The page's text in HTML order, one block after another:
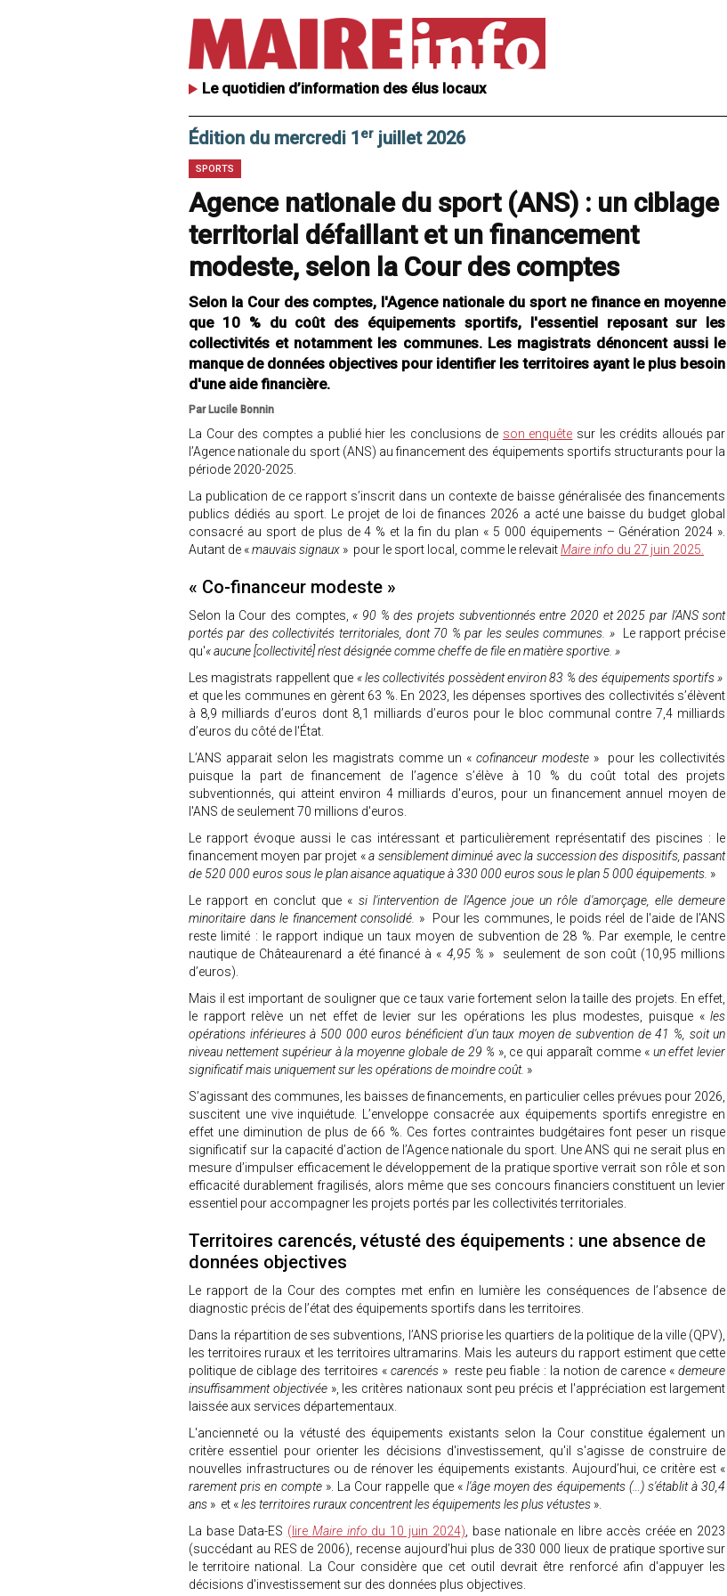
Le quotidien d’information des élus locaux
Édition du mercredi 1 er juillet 2026
SPORTS
Agence nationale du sport (ANS) : un ciblage
territorial défaillant et un financement
modeste, selon la Cour des comptes
Selon la Cour des comptes, l'Agence nationale du sport ne finance en moyenne
que 10 % du coût des équipements sportifs, l'essentiel reposant sur les
collectivités et notamment les communes. Les magistrats dénoncent aussi le
manque de données objectives pour identifier les territoires ayant le plus besoin
d'une aide financière.
Par Lucile Bonnin
La Cour des comptes a publié hier les conclusions de son enquête sur les crédits alloués par
l’Agence nationale du sport (ANS) au financement des équipements sportifs structurants pour la
période 2020-2025.
La publication de ce rapport s’inscrit dans un contexte de baisse généralisée des financements
publics dédiés au sport. Le projet de loi de finances 2026 a acté une baisse du budget global
consacré au sport de plus de 4 % et la fin du plan « 5 000 équipements – Génération 2024 ».
Autant de «mauvais signaux » pour le sport local, comme le relevaitMaire info du 27 juin 2025.
« Co-financeur modeste »
Selon la Cour des comptes, « 90 % des projets subventionnés entre 2020 et 2025 par l'ANS sont
portés par des collectivités territoriales, dont 70 % par les seules communes. »
Le rapport précise
qu'« aucune [collectivité] n'est désignée comme cheffe de file en matière sportive. »
Les magistrats rappellent que « les collectivités possèdent environ 83 % des équipements sportifs »
et que les communes en gèrent 63 %. En 2023, les dépenses sportives des collectivités s’élèvent
à 8,9 milliards d’euros dont 8,1 milliards d’euros pour le bloc communal contre 7,4 milliards
d’euros du côté de l'État.
L’ANS apparait selon les magistrats comme un « cofinanceur modeste » pour les collectivités
puisque la part de financement de l’agence s’élève à 10 % du coût total des projets
subventionnés, qui atteint environ 4 milliards d'euros, pour un financement annuel moyen de
l'ANS de seulement 70 millions d'euros.
Le rapport évoque aussi le cas intéressant et particulièrement représentatif des piscines : le
financement moyen par projet «a sensiblement diminué avec la succession des dispositifs, passant
de 520 000 euros sous le plan aisance aquatique à 330 000 euros sous le plan 5 000 équipements. »
Le rapport en conclut que « si l'intervention de l'Agence joue un rôle d'amorçage, elle demeure
minoritaire dans le financement consolidé. » Pour les communes, le poids réel de l'aide de l'ANS
reste limité : le rapport indique un taux moyen de subvention de 28 %. Par exemple, le centre
nautique de Châteaurenard a été financé à « 4,95 % » seulement de son coût (10,95 millions
d’euros).
Mais il est important de souligner que ce taux varie fortement selon la taille des projets. En effet,
le rapport relève un net effet de levier sur les opérations les plus modestes, puisque «les
opérations inférieures à 500 000 euros bénéficient d'un taux moyen de subvention de 41 %, soit un
niveau nettement supérieur à la moyenne globale de 29 % », ce qui apparaît comme «un effet levier
significatif mais uniquement sur les opérations de moindre coût. »
S’agissant des communes, les baisses de financements, en particulier celles prévues pour 2026,
suscitent une vive inquiétude. L’enveloppe consacrée aux équipements sportifs enregistre en
effet une diminution de plus de 66 %. Ces fortes contraintes budgétaires font peser un risque
significatif sur la capacité d’action de l’Agence nationale du sport. Une ANS qui ne serait plus en
mesure d’impulser efficacement le développement de la pratique sportive verrait son rôle et son
efficacité durablement fragilisés, alors même que ses concours financiers constituent un levier
essentiel pour accompagner les projets portés par les collectivités territoriales.
Territoires carencés, vétusté des équipements : une absence de
données objectives
Le rapport de la Cour des comptes met enfin en lumière les conséquences de l’absence de
diagnostic précis de l’état des équipements sportifs dans les territoires.
Dans la répartition de ses subventions, l’ANS priorise les quartiers de la politique de la ville (QPV),
les territoires ruraux et les territoires ultramarins. Mais les auteurs du rapport estiment que cette
politique de ciblage des territoires « carencés » reste peu fiable : la notion de carence « demeure
insuffisamment objectivée», les critères nationaux sont peu précis et l'appréciation est largement
laissée aux services départementaux.
L'ancienneté ou la vétusté des équipements existants selon la Cour constitue également un
critère essentiel pour orienter les décisions d'investissement, qu'il s'agisse de construire de
nouvelles infrastructures ou de rénover les équipements existants. Aujourd’hui, ce critère est «
rarement pris en compte». La Cour rappelle que «l'âge moyen des équipements (…) s'établit à 30,4
ans » et «les territoires ruraux concentrent les équipements les plus vétustes ».
La base Data-ES (lire Maire info du 10 juin 2024) , base nationale en libre accès créée en 2023
(succédant au RES de 2006), recense aujourd’hui plus de 330 000 lieux de pratique sportive sur
le territoire national. La Cour considère que cet outil devrait être renforcé afin d'appuyer les
décisions d'investissement sur des données plus objectives.